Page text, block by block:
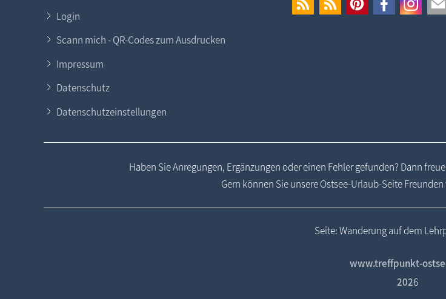
Login
Scann mich - QR-Codes zum Ausdrucken
Impressum
Datenschutz
Datenschutzeinstellungen
Haben Sie Anregungen, Ergänzungen oder einen Fehler gefunden? Dann
Gern können Sie unsere Ostsee-Urlaub-Seite
Seite: Wanderung auf dem
www.treffpunkt-
2026